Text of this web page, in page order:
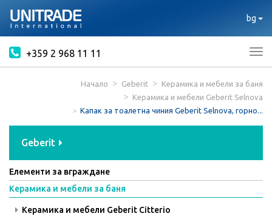
bg
+359 2 968 11 11
Начало Geberit
Керамика и мебели за баня
Керамика и мебели Geberit Selnova
Капак за тоалетна чиния Geberit Selnova, горно...
Geberit
Елементи за вграждане
Керамика и мебели за баня
Керамика и мебели Geberit Citterio